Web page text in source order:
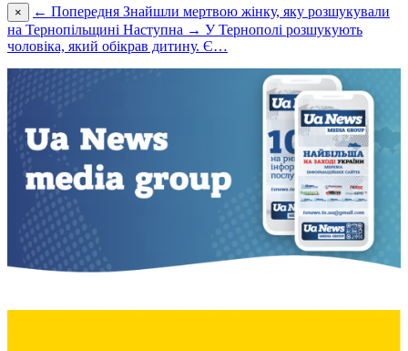
× ← Попередня Знайшли мертвою жінку, яку розшукували
на Тернопільщині Наступна → У Тернополі розшукують
чоловіка, який обікрав дитину. Є…